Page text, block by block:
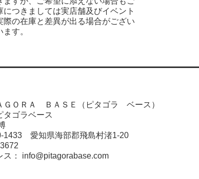
につきましては実店舗及びイベント
際の在庫と差異が出る場合がござい
す。
ＧＯＲＡ ＢＡＳＥ（ピタゴラ ベース）
タゴラベース
1433 愛知県海部郡飛島村渚1-20
ス： info@pitagorabase.com